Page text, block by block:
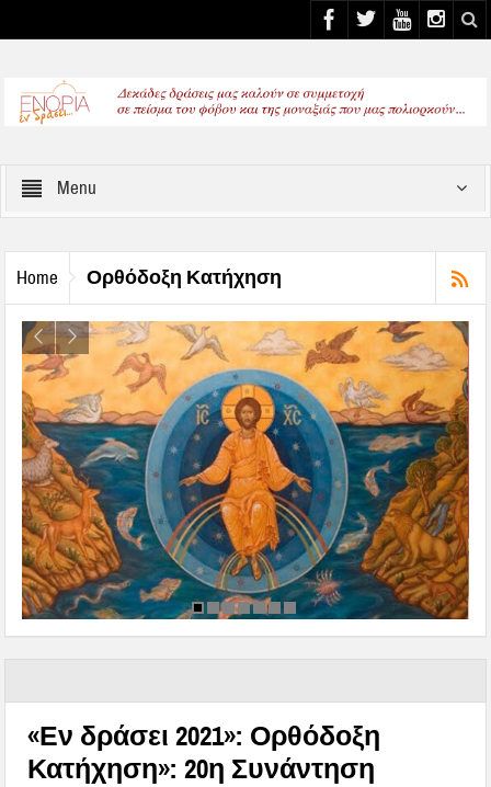
Menu
Home Ορθόδοξη Κατήχηση
«Εν δράσει 2021»: Ορθόδοξη
Κατήχηση»: 20η Συνάντηση